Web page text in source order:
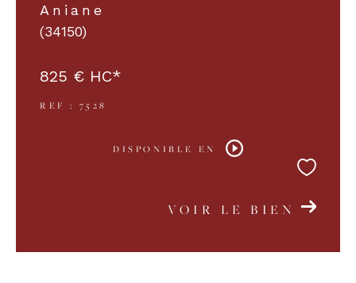
Aniane
(34150)
825 € HC*
REF : 7528
DISPONIBLE EN
VOIR LE BIEN